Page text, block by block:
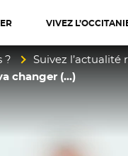
VIVEZ
? Suivez l’actualité
changer (…)